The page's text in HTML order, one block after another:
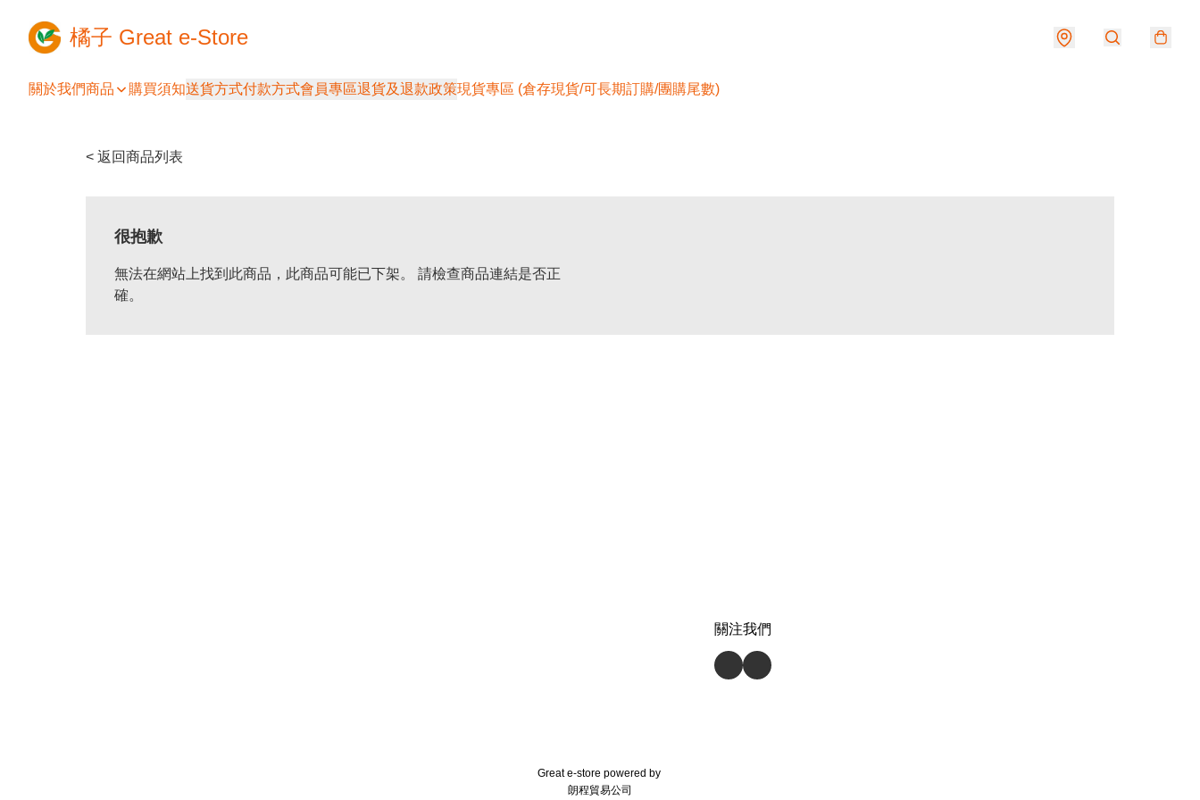
橘子 Great e-Store
關於我們商品 購買須知送貨方式付款方式會員專區退貨及退款政策現貨專區 (倉存現貨/可長期訂購/團購尾數)
< 返回商品列表
很抱歉
無法在網站上找到此商品，此商品可能已下架。 請檢查商品連結是否正
確。
關注我們
Great e-store powered by
朗程貿易公司